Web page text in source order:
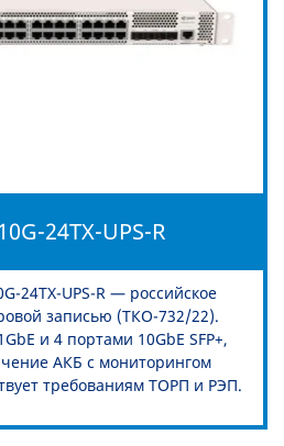
24TX-UPS-R
24TX-UPS-R — российское
записью (ТКО-732/22).
и 4 портами 10GbE SFP+,
АКБ с мониторингом
требованиям ТОРП и РЭП.